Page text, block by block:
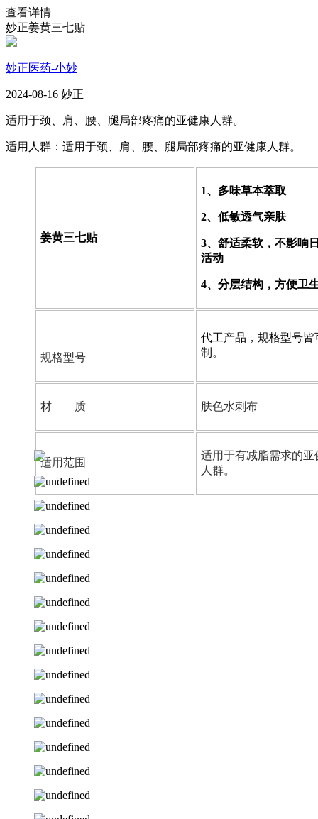
查看详情
妙正姜黄三七贴
妙正医药-小妙
2024-08-16 妙正
适用于颈、肩、腰、腿局部疼痛的亚健康人群。
适用人群：适用于颈、肩、腰、腿局部疼痛的亚健康人群。
姜黄三七贴
1、多味草本萃取
2、低敏透气亲肤
3、舒适柔软，不影响
活动
4、分层结构，方便卫
规格型号
代工产品，规格型号皆
制。
材 质 肤色水刺布
适用范围
适用于有减脂需求的亚
人群。